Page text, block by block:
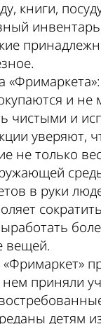
книги,
и не
чистыми и
уверяют,
не только
в руки
вещей.
приняли
детям